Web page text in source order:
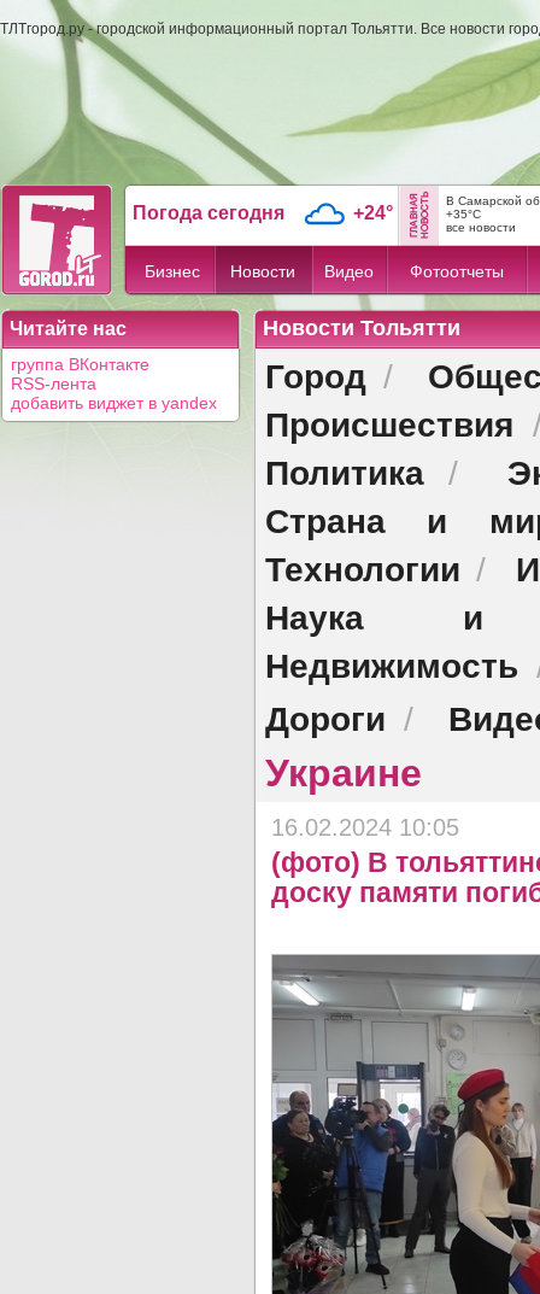
ТЛТгород.ру - городской информационный портал Тольятти. Все новости
Погода сегодня +24°
В Самарской
+35°C
все новости
Бизнес Новости Видео Фотоотчеты
Читайте нас
группа ВКонтакте
RSS-лента
добавить виджет в yandex
Новости Тольятти
Город /
Происшествия
Политика /
Страна и
Технологии /
Наука и
Недвижимость
Дороги /
Украине
16.02.2024 10:05
(фото) В
доску памяти